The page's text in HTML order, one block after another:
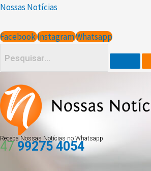
Ir
o
Nossas Notícias
FacebookInstagramWhatsapp
Receba Nossas Notícias no Whatsapp
47 99275 4054